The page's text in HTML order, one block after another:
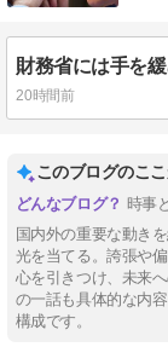
20時間前
このブログのこ
時事
国内外の重要な動き
光を当てる。誇張や
心を引きつけ、未来
の一話も具体的な内
構成です。